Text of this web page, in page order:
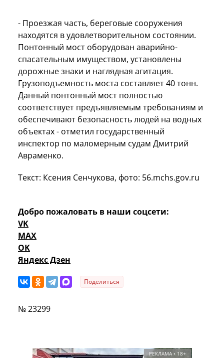
- Проезжая часть, береговые сооружения
находятся в удовлетворительном состоянии.
Понтонный мост оборудован аварийно-
спасательным имуществом, установлены
дорожные знаки и наглядная агитация.
Грузоподъемность моста составляет 40 тонн.
Данный понтонный мост полностью
соответствует предъявляемым требованиям и
обеспечивают безопасность людей на водных
объектах - отметил государственный
инспектор по маломерным судам Дмитрий
Авраменко.
Текст: Ксения Сенчукова, фото: 56.mchs.gov.ru
Добро пожаловать в наши соцсети:
VK
MAX
OK
Яндекс Дзен
Поделиться
№ 23299
РЕКЛАМА • 18+